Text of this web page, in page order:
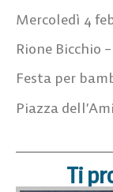
Mercoledì 4
Rione Bicchio
Festa per
Piazza
Ti